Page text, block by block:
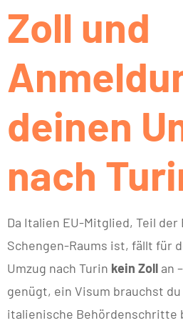
Zoll und
deinen
nach
Da Italien EU-Mitglied, Teil der
Schengen-Raums ist, fällt für
Umzug nach Turin kein Zoll an
genügt, ein Visum brauchst
italienische Behördenschritte